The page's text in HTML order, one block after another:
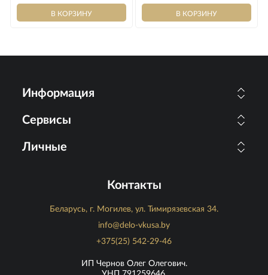
Информация
Сервисы
Личные
Контакты
Беларусь, г. Могилев, ул. Тимирязевская 34.
info@delo-vkusa.by
+375(25) 542-29-46
ИП Чернов Олег Олегович.